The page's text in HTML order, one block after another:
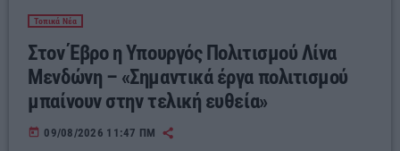
Τοπικά Νέα
Στον Έβρο η Υπουργός Πολιτισμού Λίνα
Μενδώνη – «Σημαντικά έργα πολιτισμού
μπαίνουν στην τελική ευθεία»
today 09/08/2026 11:47 ΠΜ